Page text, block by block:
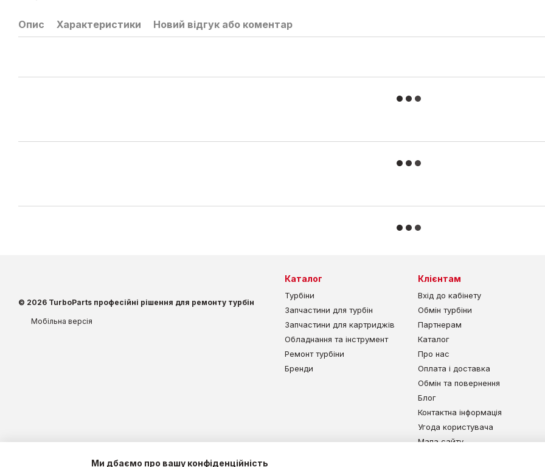
Опис Характеристики Новий відгук або коментар
© 2026 TurboParts професійні рішення для ремонту турбін
Мобільна версія
Каталог
Турбіни
Запчастини для турбін
Запчастини для картриджів
Обладнання та інструмент
Ремонт турбіни
Бренди
Клієнтам
Вхід до кабінету
Обмін турбіни
Партнерам
Каталог
Про нас
Оплата і доставка
Обмін та повернення
Блог
Контактна інформація
Угода користувача
Мапа сайту
Ми дбаємо про вашу конфіденційність